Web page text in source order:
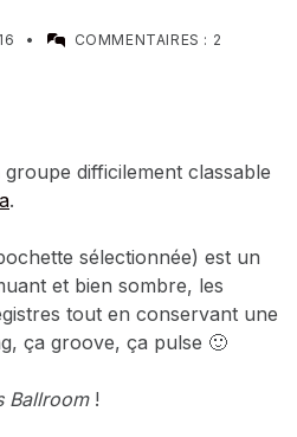
WRITTEN BY:
MEALIN
COMMENTAIRES : 2
difficilement classable
.
sélectionnée) est un
et bien sombre, les
tout en conservant une
ça groove, ça pulse 🙂
Ballroom !